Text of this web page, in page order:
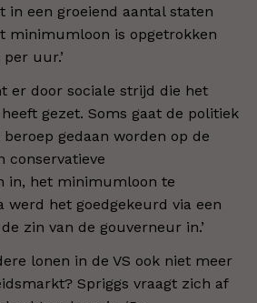
in een groeiend aantal staten
minimumloon is opgetrokken
uur.’
er door sociale strijd die het
gezet. Soms gaat de politiek
gedaan worden op de
conservatieve
in, het minimumloon te
werd het goedgekeurd via een
zin van de gouverneur in.’
lonen in de VS ook niet meer
Spriggs vraagt zich af